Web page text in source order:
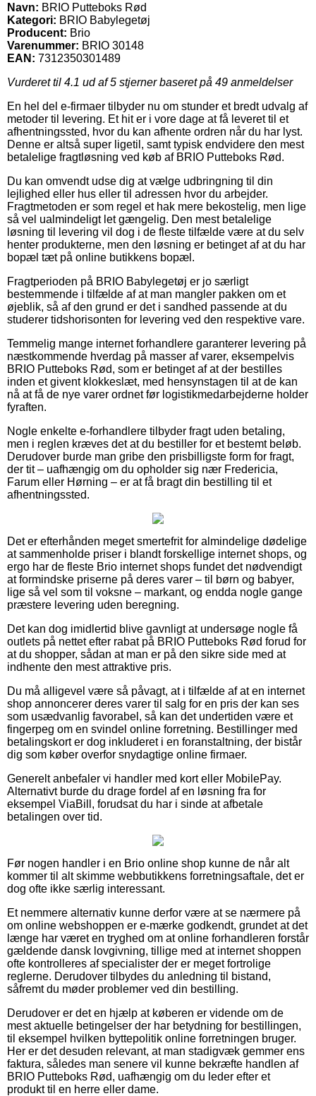
Navn: BRIO Putteboks Rød
Kategori: BRIO Babylegetøj
Producent: Brio
Varenummer: BRIO 30148
EAN: 7312350301489
Vurderet til 4.1 ud af 5 stjerner baseret på 49 anmeldelser
En hel del e-firmaer tilbyder nu om stunder et bredt udvalg af
metoder til levering. Et hit er i vore dage at få leveret til et
afhentningssted, hvor du kan afhente ordren når du har lyst.
Denne er altså super ligetil, samt typisk endvidere den mest
betalelige fragtløsning ved køb af BRIO Putteboks Rød.
Du kan omvendt udse dig at vælge udbringning til din
lejlighed eller hus eller til adressen hvor du arbejder.
Fragtmetoden er som regel et hak mere bekostelig, men lige
så vel ualmindeligt let gængelig. Den mest betalelige
løsning til levering vil dog i de fleste tilfælde være at du selv
henter produkterne, men den løsning er betinget af at du har
bopæl tæt på online butikkens bopæl.
Fragtperioden på BRIO Babylegetøj er jo særligt
bestemmende i tilfælde af at man mangler pakken om et
øjeblik, så af den grund er det i sandhed passende at du
studerer tidshorisonten for levering ved den respektive vare.
Temmelig mange internet forhandlere garanterer levering på
næstkommende hverdag på masser af varer, eksempelvis
BRIO Putteboks Rød, som er betinget af at der bestilles
inden et givent klokkeslæt, med hensynstagen til at de kan
nå at få de nye varer ordnet før logistikmedarbejderne holder
fyraften.
Nogle enkelte e-forhandlere tilbyder fragt uden betaling,
men i reglen kræves det at du bestiller for et bestemt beløb.
Derudover burde man gribe den prisbilligste form for fragt,
der tit – uafhængig om du opholder sig nær Fredericia,
Farum eller Hørning – er at få bragt din bestilling til et
afhentningssted.
Det er efterhånden meget smertefrit for almindelige dødelige
at sammenholde priser i blandt forskellige internet shops, og
ergo har de fleste Brio internet shops fundet det nødvendigt
at formindske priserne på deres varer – til børn og babyer,
lige så vel som til voksne – markant, og endda nogle gange
præstere levering uden beregning.
Det kan dog imidlertid blive gavnligt at undersøge nogle få
outlets på nettet efter rabat på BRIO Putteboks Rød forud for
at du shopper, sådan at man er på den sikre side med at
indhente den mest attraktive pris.
Du må alligevel være så påvagt, at i tilfælde af at en internet
shop annoncerer deres varer til salg for en pris der kan ses
som usædvanlig favorabel, så kan det undertiden være et
fingerpeg om en svindel online forretning. Bestillinger med
betalingskort er dog inkluderet i en foranstaltning, der bistår
dig som køber overfor snydagtige online firmaer.
Generelt anbefaler vi handler med kort eller MobilePay.
Alternativt burde du drage fordel af en løsning fra for
eksempel ViaBill, forudsat du har i sinde at afbetale
betalingen over tid.
Før nogen handler i en Brio online shop kunne de når alt
kommer til alt skimme webbutikkens forretningsaftale, det er
dog ofte ikke særlig interessant.
Et nemmere alternativ kunne derfor være at se nærmere på
om online webshoppen er e-mærke godkendt, grundet at det
længe har været en tryghed om at online forhandleren forstår
gældende dansk lovgivning, tillige med at internet shoppen
ofte kontrolleres af specialister der er meget fortrolige
reglerne. Derudover tilbydes du anledning til bistand,
såfremt du møder problemer ved din bestilling.
Derudover er det en hjælp at køberen er vidende om de
mest aktuelle betingelser der har betydning for bestillingen,
til eksempel hvilken byttepolitik online forretningen bruger.
Her er det desuden relevant, at man stadigvæk gemmer ens
faktura, således man senere vil kunne bekræfte handlen af
BRIO Putteboks Rød, uafhængig om du leder efter et
produkt til en herre eller dame.